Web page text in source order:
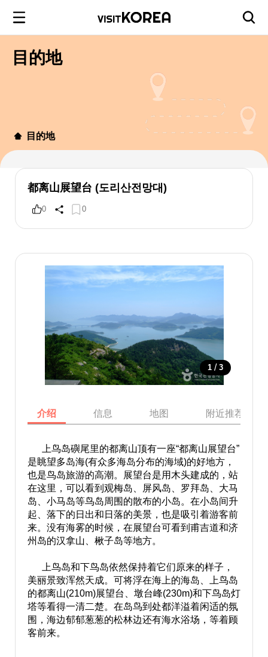
目的地
目的地
都离山展望台 (도리산전망대)
0 0
1 / 3
介绍 信息 地图 附近推荐景点
上鸟岛礖尾里的都离山顶有一座“都离山展望台”
是眺望多岛海(有众多海岛分布的海域)的好地方，
也是鸟岛旅游的高潮。展望台是用木头建成的，站
在这里，可以看到观梅岛、屏风岛、罗拜岛、大马
岛、小马岛等鸟岛周围的散布的小岛。在小岛间升
起、落下的日出和日落的美景，也是吸引着游客前
来。没有海雾的时候，在展望台可看到甫吉道和济
州岛的汉拿山、楸子岛等地方。
上鸟岛和下鸟岛依然保持着它们原来的样子，
美丽景致浑然天成。可将浮在海上的海岛、上鸟岛
的都离山(210m)展望台、墩台峰(230m)和下鸟岛灯
塔等看得一清二楚。在岛鸟到处都洋溢着闲适的氛
围，海边郁郁葱葱的松林边还有海水浴场，等着顾
客前来。